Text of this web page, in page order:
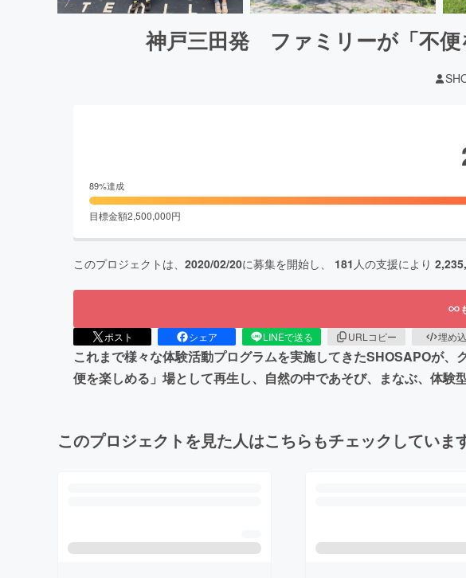
神戸三田発 ファミリーが「不便
89%達成
目標金額2,500,000円
このプロジェクトは、 2020/02/20に募集を開始し、 181 人の支援により
ポスト シェア LINEで送る URLコピー 埋め
これまで様々な体験活動プログラムを実施してきたSHOSAPOが
便を楽しめる」場として再生し、自然の中であそび、まなぶ、体験
このプロジェクトを見た人はこちらもチェックしていま